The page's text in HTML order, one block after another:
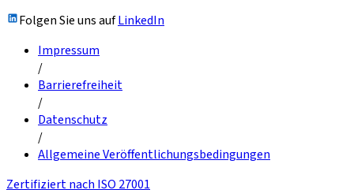
Folgen Sie uns aufLinkedIn
Impressum
/
Barrierefreiheit
/
Datenschutz
/
Allgemeine Veröffentlichungsbedingungen
Zertifiziert nach ISO 27001